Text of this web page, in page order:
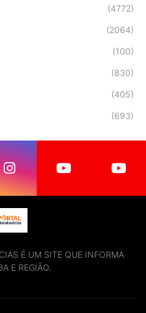
(4772)
(2064)
(100)
(830)
(405)
(693)
É UM SITE QUE INFORMA
E REGIÃO.